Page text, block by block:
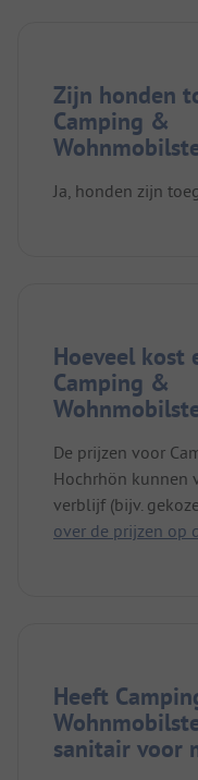
Zijn honden
Camping &
Ja, honden zijn
Hoeveel kost
Camping &
De prijzen voor
Hochrhön kunnen
verblijf (bijv.
over de prijzen op
Heeft
sanitair voor